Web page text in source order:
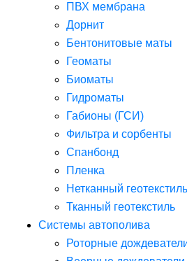
ПВХ мембрана
Дорнит
Бентонитовые маты
Геоматы
Биоматы
Гидроматы
Габионы (ГСИ)
Фильтра и сорбенты
Спанбонд
Пленка
Нетканный геотекстиль
Тканный геотекстиль
Системы автополива
Роторные